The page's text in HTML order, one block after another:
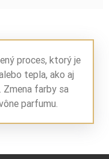
proces, ktorý je
tepla, ako aj
farby sa
parfumu.